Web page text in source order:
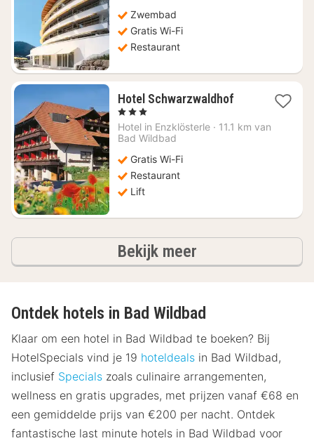
Zwembad
Gratis Wi-Fi
Restaurant
Hotel Schwarzwaldhof1
vanaf
, 3 Sterren
Hotel in Enzklösterle · 11.1 km van
Bad Wildbad
Gratis Wi-Fi
Restaurant
Lift
Bekijk meerhotels
Ontdek hotels in Bad Wildbad
Klaar om een hotel in Bad Wildbad te boeken? Bij
HotelSpecials vind je 19 hoteldeals in Bad Wildbad,
inclusief Specials zoals culinaire arrangementen,
wellness en gratis upgrades, met prijzen vanaf €68 en
een gemiddelde prijs van €200 per nacht. Ontdek
fantastische last minute hotels in Bad Wildbad voor